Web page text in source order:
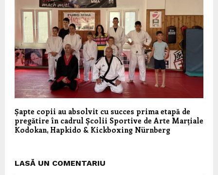
Șapte copii au absolvit cu succes prima etapă de
pregătire în cadrul Școlii Sportive de Arte Marțiale
Kodokan, Hapkido & Kickboxing Nürnberg
LASĂ UN COMENTARIU